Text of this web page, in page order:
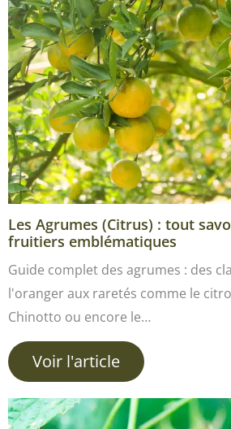
Les Agrumes (Citrus) : tout
fruitiers emblématiques
Guide complet des agrumes : des
l'oranger aux raretés comme le
Chinotto ou encore le…
Voir l'article